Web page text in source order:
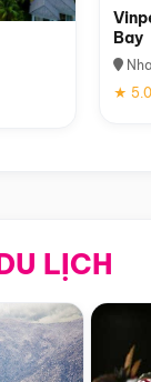
Bay
★ 5.0
LỊCH